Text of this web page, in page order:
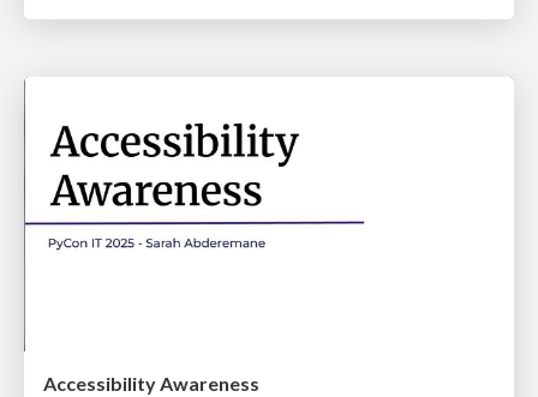
Accessibility Awareness